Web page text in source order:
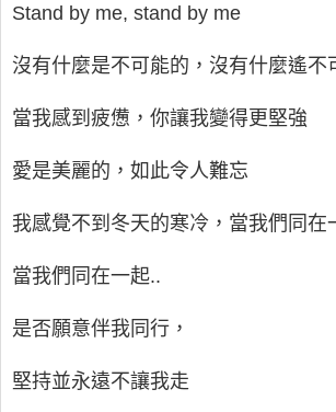
Stand by me, stand by me
沒有什麼是不可能的，沒有什麼遙不
當我感到疲憊，你讓我變得更堅強
愛是美麗的，如此令人難忘
我感覺不到冬天的寒冷，當我們同在
當我們同在一起..
是否願意伴我同行，
堅持並永遠不讓我走